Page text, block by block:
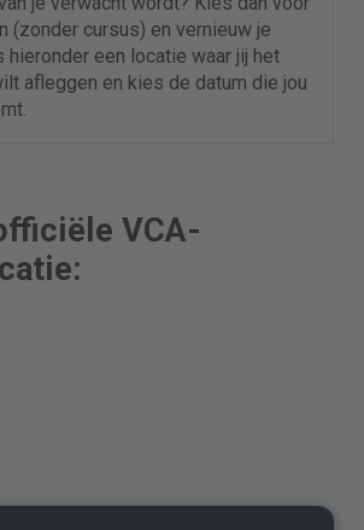
(zonder cursus) en vernieuw je
hieronder een locatie waar jij het
afleggen en kies de datum die jou
VCA-